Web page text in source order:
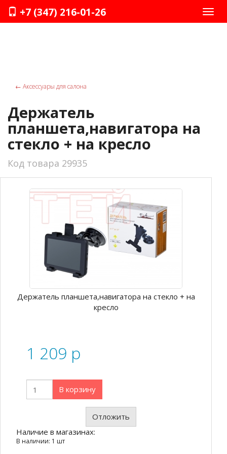
+7 (347) 216-01-26
← Аксессуары для салона
Держатель
планшета,навигатора на
стекло + на кресло
Код товара 29935
Держатель планшета,навигатора на стекло + на
кресло
1 209 p
В корзину
Отложить
Наличие в магазинах:
В наличии: 1 шт